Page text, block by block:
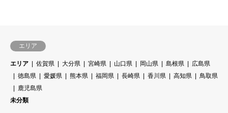
エリア
エリア 佐賀県 大分県 宮崎県 山口県 岡山県 島根県
広島県
徳島県
愛媛県 熊本県 福岡県 長崎県 香川県 高知県
鳥取県
鹿児島県
未分類